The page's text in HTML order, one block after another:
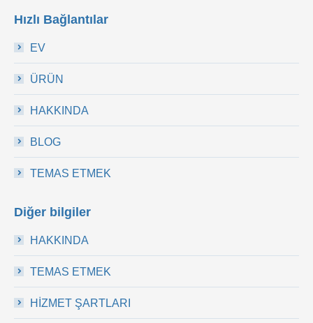
Hızlı Bağlantılar
EV
ÜRÜN
HAKKINDA
BLOG
TEMAS ETMEK
Diğer bilgiler
HAKKINDA
TEMAS ETMEK
HİZMET ŞARTLARI